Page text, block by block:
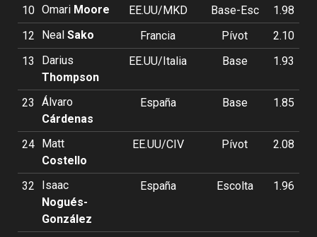
10 Omari Moore EE.UU/MKD Base-Esc
1.98
12
Neal Sako Francia Pívot
2.10
13
Darius
Thompson
EE.UU/Italia Base 1.93
23
Álvaro
Cárdenas
España Base 1.85
24
Matt
Costello
EE.UU/CIV Pívot 2.08
32
Isaac
Nogués-
González
España Escolta 1.96